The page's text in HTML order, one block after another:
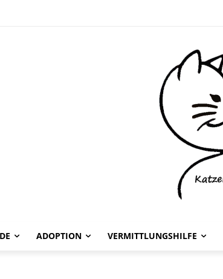
ADOPTION VERMITTLUNGSHILFE
-vermittelt-